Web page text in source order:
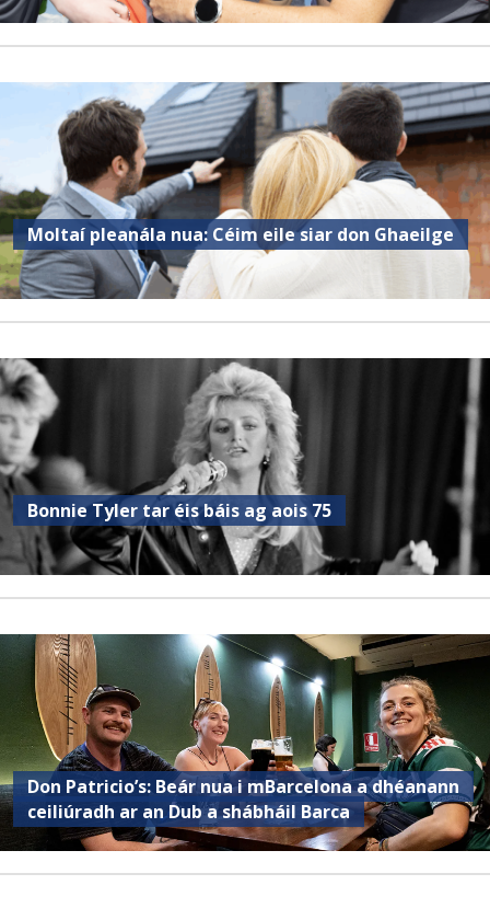
Moltaí pleanála nua: Céim eile siar don Ghaeilge
Bonnie Tyler tar éis báis ag aois 75
Don Patricio’s: Beár nua i mBarcelona a dhéanann
ceiliúradh ar an Dub a shábháil Barca